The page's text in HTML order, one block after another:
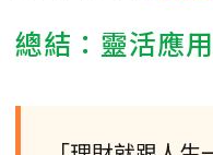
總結：靈活應